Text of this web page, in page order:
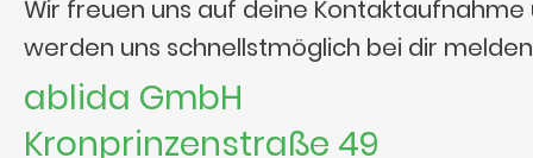
Wir freuen uns auf deine Kontaktaufnahme
werden uns schnellstmöglich bei dir
ablida GmbH
Kronprinzenstraße 49